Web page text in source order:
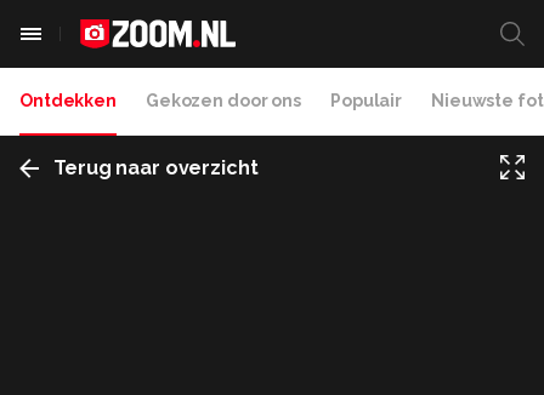
Ontdekken Gekozen door ons Populair Nieuwste
Terug naar overzicht